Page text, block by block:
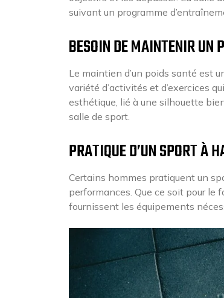
suivant un programme
BESOIN DE MAINTENIR UN
Le maintien d’un poids santé est
variété d’activités et d’exercices
esthétique, lié à une silhouette
salle de sport.
PRATIQUE D’UN SPORT À
Certains hommes pratiquent un
performances. Que ce soit pour
fournissent les équipements